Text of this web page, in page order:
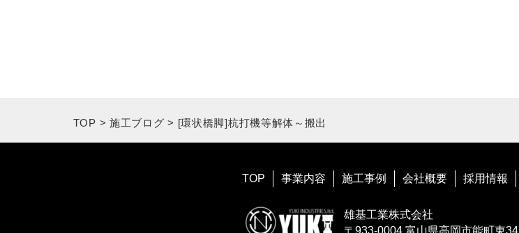
TOP >施工ブログ > [環状橋脚]杭打機等解体～搬出
TOP 事業内容 施工事例 会社概要 採用情報
雄基工業株式会社